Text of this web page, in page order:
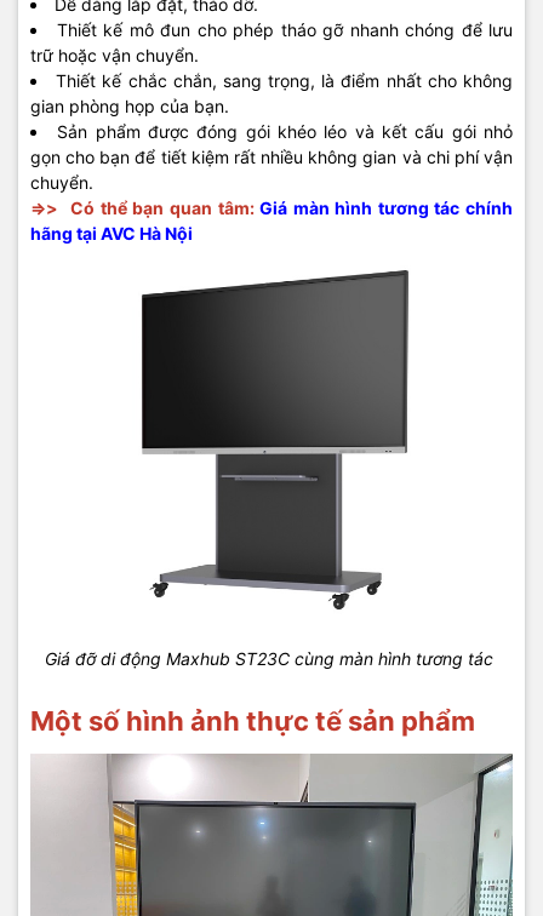
Dễ dàng lắp đặt, tháo dỡ.
Thiết kế mô đun cho phép tháo gỡ nhanh chóng để lưu
trữ hoặc vận chuyển.
Thiết kế chắc chắn, sang trọng, là điểm nhất cho không
gian phòng họp của bạn.
Sản phẩm được đóng gói khéo léo và kết cấu gói nhỏ
gọn cho bạn để tiết kiệm rất nhiều không gian và chi phí vận
chuyển.
=>>
Có thể bạn quan tâm: Giá màn hình tương tác chính
hãng tại AVC Hà Nội
Giá đỡ di động Maxhub ST23C cùng màn hình tương tác
Một số hình ảnh thực tế sản phẩm